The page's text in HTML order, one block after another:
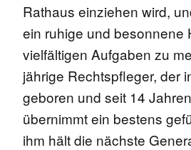
Rathaus einziehen wird,
ein ruhige und besonnene
vielfältigen Aufgaben zu
jährige Rechtspfleger, der
geboren und seit 14
übernimmt ein bestens
ihm hält die nächste